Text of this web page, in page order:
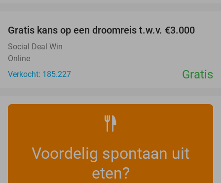
Gratis kans op een droomreis t.w.v. €3.000
Social Deal Win
Online
Verkocht: 185.227
Gratis
Voordelig spontaan uit
eten?